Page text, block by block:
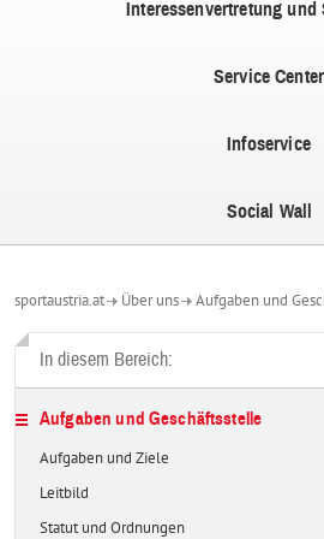
Interessenvertretung
Service Center
Infoservice
Social Wall
sportaustria.at Über uns Aufgaben und
In diesem Bereich:
Aufgaben und Geschäftsstelle
Aufgaben und Ziele
Leitbild
Statut und Ordnungen